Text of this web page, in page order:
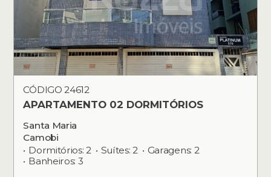
CÓDIGO 24612
APARTAMENTO 02 DORMITÓRIOS
Santa Maria
Camobi
Dormitórios: 2
Suítes: 2
Garagens: 2
Banheiros: 3